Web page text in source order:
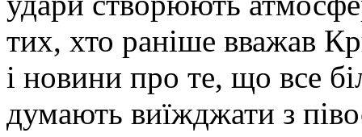
тих, хто раніше вважав
і новини про те, що все
думають виїжджати з